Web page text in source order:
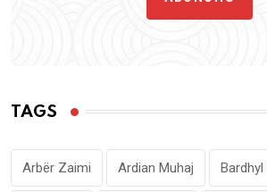
TAGS
Arbër Zaimi Ardian Muhaj